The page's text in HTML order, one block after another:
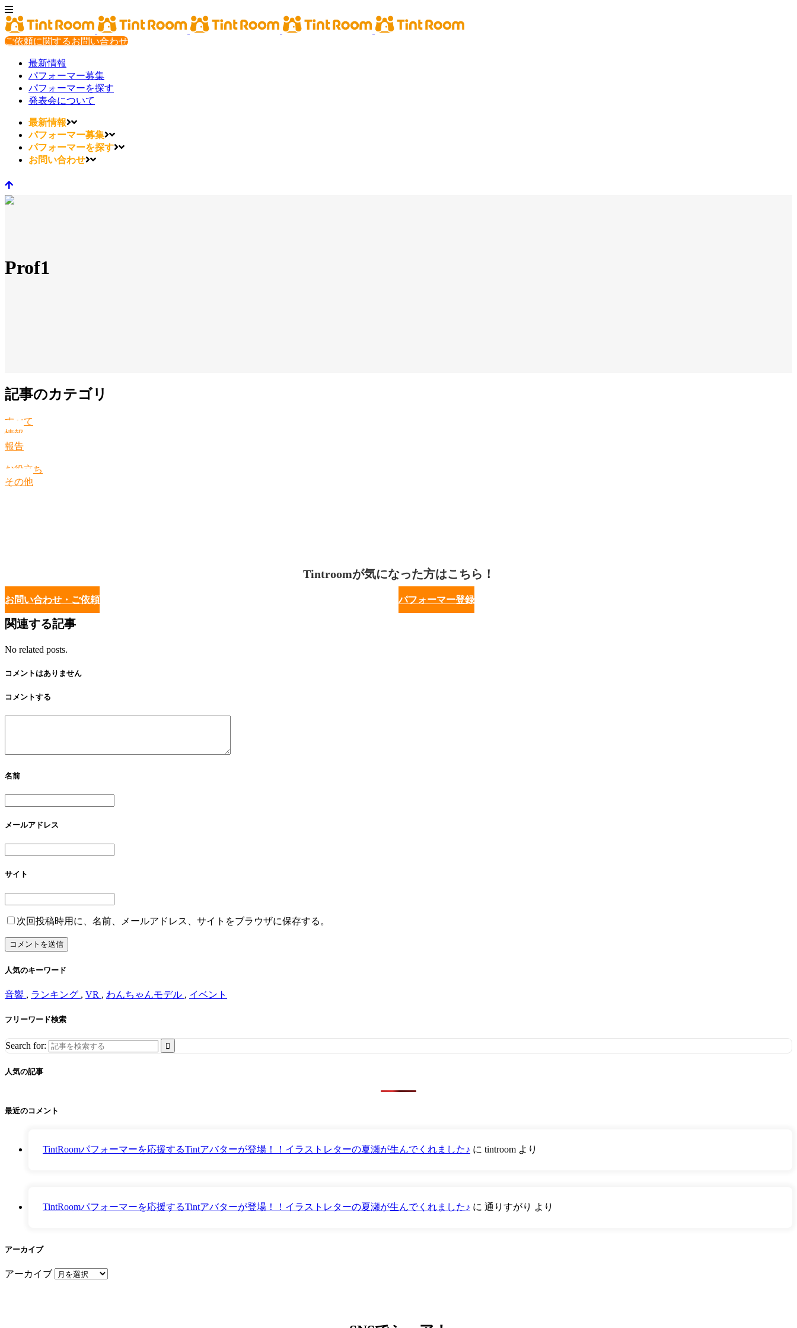
ご依頼に関するお問い合わせ
最新情報
パフォーマー募集
パフォーマーを探す
発表会について
最新情報
パフォーマー募集
パフォーマーを探す
お問い合わせ
Prof1
記事のカテゴリ
すべて
情報
報告
お役立ち
その他
Tintroomが気になった方はこちら！
お問い合わせ・ご依頼 パフォーマー登録
関連する記事
No related posts.
コメントはありません
コメントする
名前
メールアドレス
サイト
次回投稿時用に、名前、メールアドレス、サイトをブラウザに保存する。
人気のキーワード
音響 , ランキング , VR , わんちゃんモデル , イベント
フリーワード検索
Search for:
人気の記事
最近のコメント
TintRoomパフォーマーを応援するTintアバターが登場！！イラストレターの夏瀬が生んでくれました♪ に tintroom より
TintRoomパフォーマーを応援するTintアバターが登場！！イラストレターの夏瀬が生んでくれました♪ に 通りすがり より
アーカイブ
アーカイブ